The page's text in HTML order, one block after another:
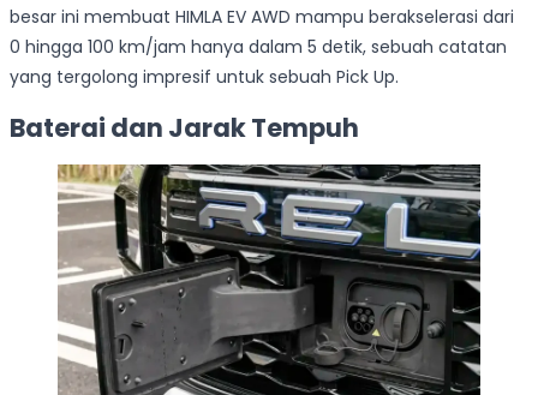
besar ini membuat HIMLA EV AWD mampu berakselerasi dari
0 hingga 100 km/jam hanya dalam 5 detik, sebuah catatan
yang tergolong impresif untuk sebuah Pick Up.
Baterai dan Jarak Tempuh